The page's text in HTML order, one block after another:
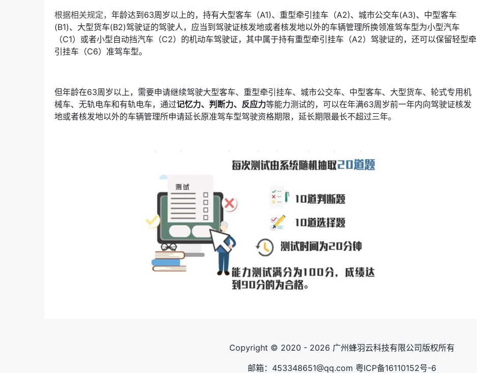
根据相关规定， 年龄达到63周岁以上的，持有大型客车（A1)、重型牵引挂车（A2)、城市公交车(A3)、中型客车
(B1)、大型货车(B2)驾驶证的驾驶人，应当到驾驶证核发地或者核发地以外的车辆管理所换领准驾车型为小型汽车
（C1）或者小型自动挡汽车（C2）的机动车驾驶证，其中属于持有重型牵引挂车（A2）驾驶证的，还可以保留轻型牵
引挂车（C6）准驾车型。
但年龄在63周岁以上，需要申请继续驾驶大型客车、重型牵引挂车、城市公交车、中型客车、大型货车、轮式专用机
械车、无轨电车和有轨电车，通过记忆力、判断力、反应力等能力测试的，可以在年满63周岁前一年内向驾驶证核发
地或者核发地以外的车辆管理所申请延长原准驾车型驾驶资格期限，延长期限最长不超过三年。
Copyright © 2020 - 2026 广州蜂羽云科技有限公司版权所有
邮箱：453348651@qq.com 粤ICP备16110152号-6